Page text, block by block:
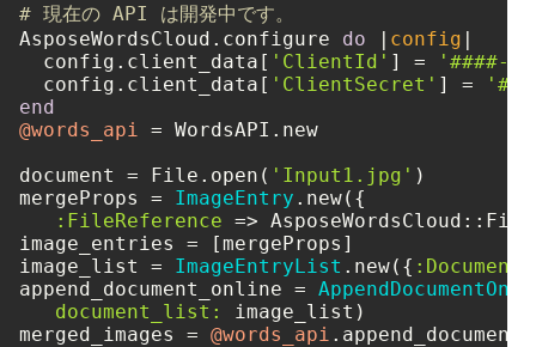
# 現在の API は開発中です。
AsposeWordsCloud.configure do | config |
  config.client_data[
'ClientId' ] =
'####-
  config.client_data[
'ClientSecret' ] =
end
@words_api = WordsAPI.new
document = File.open( 'Input1.jpg' )
mergeProps = ImageEntry .new({
:FileReference =>
image_entries = [mergeProps]
image_list = ImageEntryList .new({
append_document_online =
document_list:
image_list)
merged_images = @words_api